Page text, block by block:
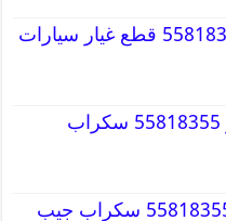
قطع غيار كيا 55818355 قطع غيار سيارات
قطع غيار باجيرو 55818355 سكراب
قطع غيار جيب 55818355 سكراب جيب